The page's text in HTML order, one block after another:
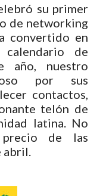
su primer
de networking
convertido en
de
año, nuestro
por sus
contactos,
telón de
latina. No
precio de las
abril.